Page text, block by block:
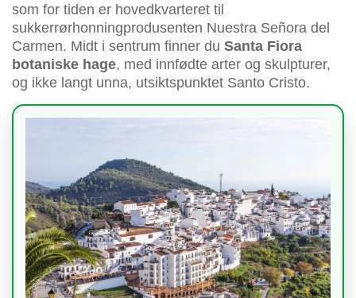
som for tiden er hovedkvarteret til
sukkerrørhonningprodusenten Nuestra Señora del
Carmen. Midt i sentrum finner du Santa Fiora
botaniske hage, med innfødte arter og skulpturer,
og ikke langt unna, utsiktspunktet Santo Cristo.